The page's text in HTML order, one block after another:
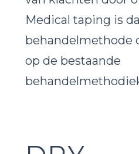
Medical taping is
behandelmethode
op de bestaande